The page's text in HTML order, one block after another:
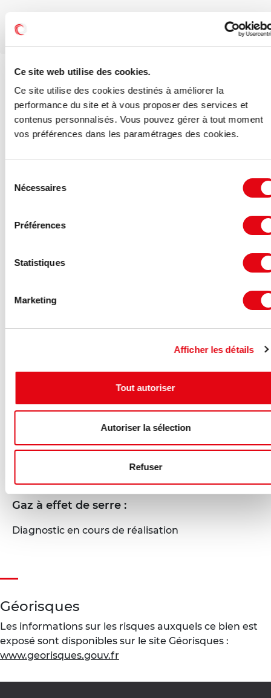
Ce site web utilise des cookies.
Ce site utilise des cookies destinés à améliorer la
performance du site et à vous proposer des services et
contenus personnalisés. Vous pouvez gérer à tout moment
vos préférences dans les paramétrages des cookies.
Nécessaires
Préférences
Statistiques
Marketing
Afficher les détails
Tout autoriser
Autoriser la sélection
Refuser
Voir les offres similaires
Consommation énergétique :
Diagnostic en cours de réalisation
Gaz à effet de serre :
Diagnostic en cours de réalisation
Géorisques
Les informations sur les risques auxquels ce bien est
exposé sont disponibles sur le site Géorisques :
www.georisques.gouv.fr